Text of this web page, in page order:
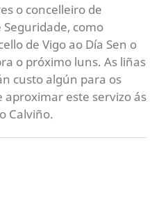
o concelleiro de
como
de Vigo ao Día Sen o
o próximo luns. As liñas
custo algún para os
aproximar este servizo ás
Calviño.